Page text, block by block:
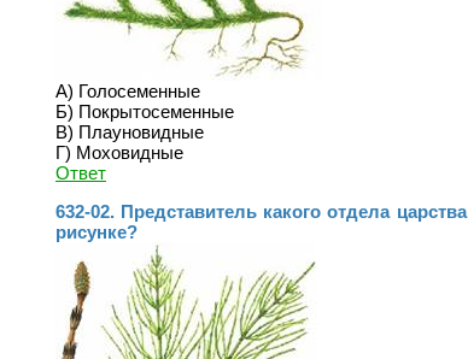
А) Голосеменные
Б) Покрытосеменные
В) Плауновидные
Г) Моховидные
Ответ
632-02. Представитель какого отдела
рисунке?